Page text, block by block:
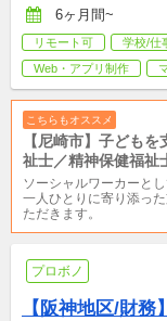
6ヶ月間~
リモート可 学校/仕
Web・アプリ制作
こちらもオススメ
【尼崎市】子ども
祉士／精神保健福祉
ソーシャルワーカーと
一人ひとりに寄り添っ
ただきます。
プロボノ
【阪神地区/財